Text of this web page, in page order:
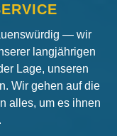
— wir
langjährigen
Lage, unseren
Wir gehen auf die
alles, um es ihnen